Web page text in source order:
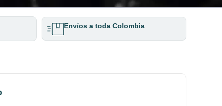
Envíos a toda Colombia